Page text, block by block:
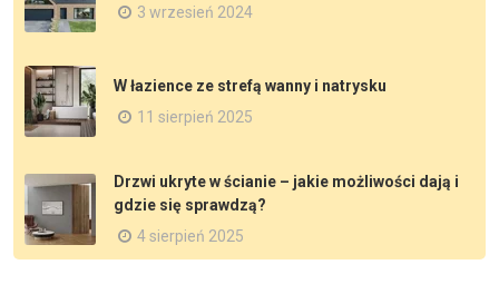
3 wrzesień 2024
W łazience ze strefą wanny i natrysku
11 sierpień 2025
Drzwi ukryte w ścianie – jakie możliwości dają i
gdzie się sprawdzą?
4 sierpień 2025